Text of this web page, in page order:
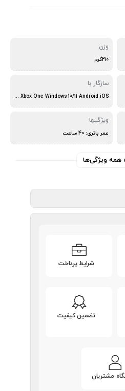
وزن
210گرم
سازگار با
Xbox Series X Xbox Series S Xbox One Windows 10/11 Android iOS
ویژگیها
عمر باتری: 40 ساعت
همه ویژگی‌ها
شرایط پرداخت
تضمین کیفیت
مشتریان